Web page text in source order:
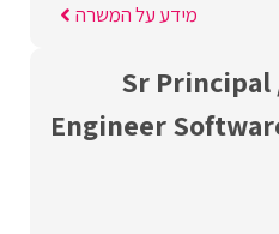
מידע על המשרה
Sr
Engineer